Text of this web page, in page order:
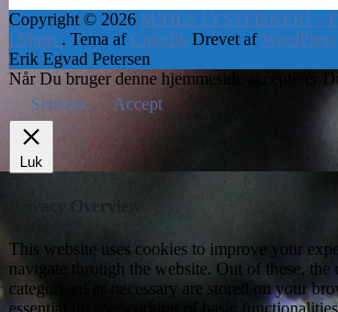
Copyright © 2026 MJØLS LYSTFISKERI –
i Mjøls . Tema af Colorlib Drevet afWordPress
Erik Egvad Petersen
Når Du bruger denne hjemmeside accepterer
Settings
Accept
Luk
This website uses cookies to improve your
navigate through the website. Out of these, the
categorized as necessary are stored on your